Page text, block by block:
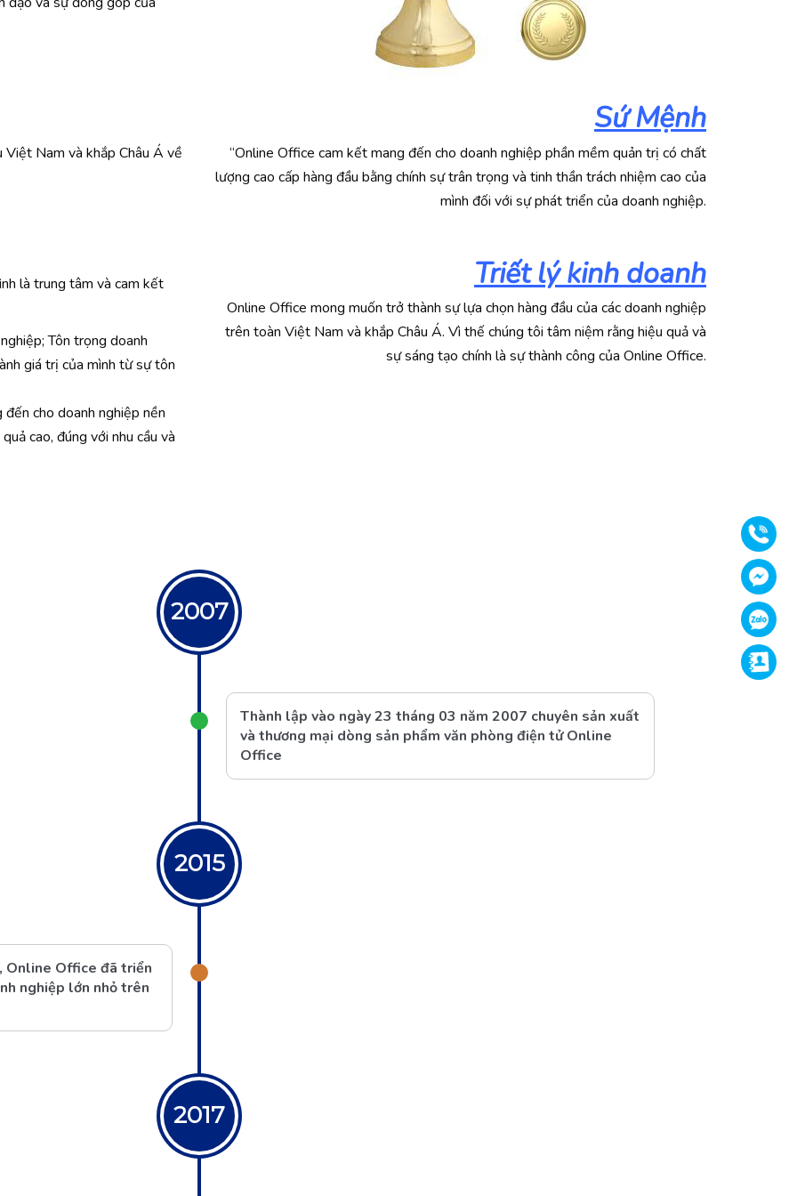
Việt Nam và khắp Châu Á về
là trung tâm và cam kết
Tôn trọng doanh
giá trị của mình từ sự tôn
cho doanh nghiệp nền
cao, đúng với nhu cầu và
Sứ Mệnh
“Online Office cam kết mang đến cho doanh nghiệp phần mềm quản trị có chất
lượng cao cấp hàng đầu bằng chính sự trân trọng và tinh thần trách nhiệm cao của
mình đối với sự phát triển của doanh nghiệp.
Triết lý kinh doanh
Online Office mong muốn trở thành sự lựa chọn hàng đầu của các doanh nghiệp
trên toàn Việt Nam và khắp Châu Á. Vì thế chúng tôi tâm niệm rằng hiệu quả và
sự sáng tạo chính là sự thành công của Online Office.
2007
Thành lập vào ngày 23 tháng 03 năm 2007 chuyên sản xuất
và thương mại dòng sản phẩm văn phòng điện tử Online
Office
2015
Online Office đã triển
nghiệp lớn nhỏ trên
2017